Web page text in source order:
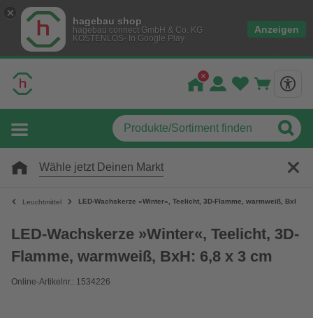
hagebau shop
hagebau connect GmbH & Co. KG
KOSTENLOS- In Google Play
Anzeigen
Wähle jetzt Deinen Markt
Leuchtmittel LED-Wachskerze »Winter«, Teelicht, 3D-Flamme, warmweiß, BxH:
LED-Wachskerze »Winter«, Teelicht, 3D-
Flamme, warmweiß, BxH: 6,8 x 3 cm
Online-Artikelnr.: 1534226